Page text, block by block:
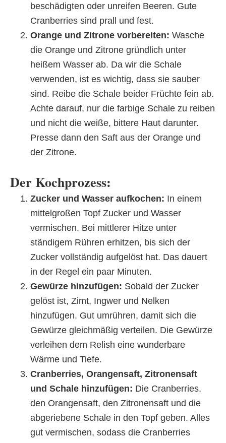
beschädigten oder unreifen Beeren. Gute
Cranberries sind prall und fest.
Orange und Zitrone vorbereiten: Wasche
die Orange und Zitrone gründlich unter
heißem Wasser ab. Da wir die Schale
verwenden, ist es wichtig, dass sie sauber
sind. Reibe die Schale beider Früchte fein ab.
Achte darauf, nur die farbige Schale zu reiben
und nicht die weiße, bittere Haut darunter.
Presse dann den Saft aus der Orange und
der Zitrone.
Der Kochprozess:
Zucker und Wasser aufkochen: In einem
mittelgroßen Topf Zucker und Wasser
vermischen. Bei mittlerer Hitze unter
ständigem Rühren erhitzen, bis sich der
Zucker vollständig aufgelöst hat. Das dauert
in der Regel ein paar Minuten.
Gewürze hinzufügen: Sobald der Zucker
gelöst ist, Zimt, Ingwer und Nelken
hinzufügen. Gut umrühren, damit sich die
Gewürze gleichmäßig verteilen. Die Gewürze
verleihen dem Relish eine wunderbare
Wärme und Tiefe.
Cranberries, Orangensaft, Zitronensaft
und Schale hinzufügen: Die Cranberries,
den Orangensaft, den Zitronensaft und die
abgeriebene Schale in den Topf geben. Alles
gut vermischen, sodass die Cranberries